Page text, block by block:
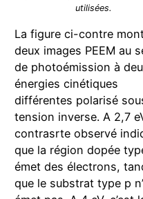
utilisées.
La figure ci-contre
deux images PEEM au
de photoémission à
énergies cinétiques
différentes polarisé
tension inverse. A 2,7
contrasrte observé
que la région dopée
émet des électrons,
que le substrat type p